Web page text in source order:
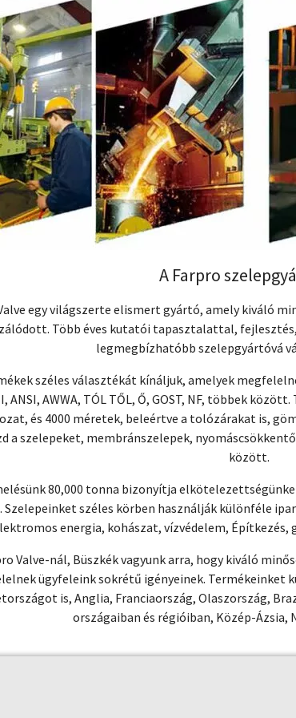
A Farpro
egy világszerte elismert gyártó, amely kiváló
Több éves kutatói tapasztalattal,
legmegbízhatóbb szelepgyártóvá
széles választékát kínáljuk, amelyek
ANSI, AWWA, TÓL TŐL, Ő, GOST, NF, többek
és 4000 méretek, beleértve a tolózárakat is,
a szelepeket, membránszelepek,
között.
80,000 tonna bizonyítja
Szelepeinket széles körben használják különféle
energia, kohászat, vízvédelem, Építkezés,
Valve-nál, Büszkék vagyunk arra, hogy kiváló
ügyfeleink sokrétű igényeinek. Termékeinket
is, Anglia, Franciaország, Olaszország,
országaiban és régióiban, Közép-Ázsia,